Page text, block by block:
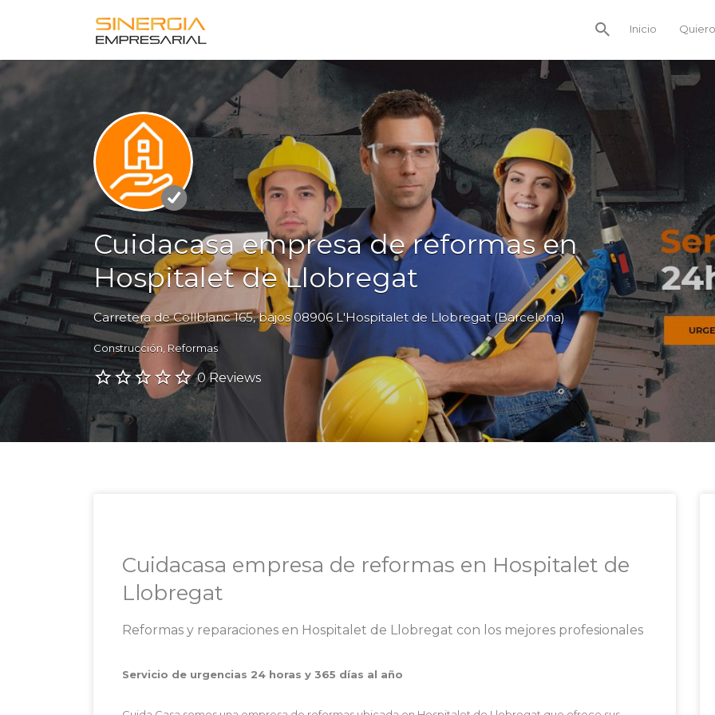
Inicio
Buscar
por:
Cuidacasa empresa de reformas en
Hospitalet de Llobregat
Carretera de Collblanc 165, bajos 08906 L'Hospitalet de Llobregat (Barcelona)
Construcción Reformas
0 Reviews
Cuidacasa empresa de reformas en Hospitalet de
Llobregat
Reformas y reparaciones en Hospitalet de Llobregat con los mejores profesionales
Servicio de urgencias 24 horas y 365 días al año